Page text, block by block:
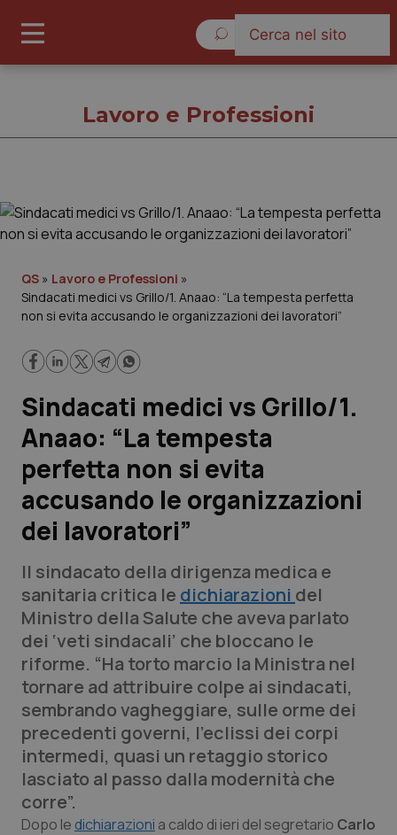
Governo e Parlamento
Regioni e Asl
Lavoro e Professioni
Scienza e Farmaci
Studi e Analisi
Lettere al direttore
Edizioni Regionali
QS Pro
Professionisti Sanitari.AI
Abruzzo
Basilicata
Calabria
QS Pro Gold
Artrite & artrosi
Asma & BPCO
QS Club Newsletter
Lavoro e Professioni
QS » Lavoro e Professioni »
Sindacati medici vs Grillo/1. Anaao: “La tempesta perfetta
non si evita accusando le organizzazioni dei lavoratori”
Sindacati medici vs Grillo/1.
Anaao: “La tempesta
perfetta non si evita
accusando le organizzazioni
dei lavoratori”
Il sindacato della dirigenza medica e
sanitaria critica le dichiarazioni del
Ministro della Salute che aveva parlato
dei ‘veti sindacali’ che bloccano le
riforme. “Ha torto marcio la Ministra nel
tornare ad attribuire colpe ai sindacati,
sembrando vagheggiare, sulle orme dei
precedenti governi, l’eclissi dei corpi
intermedi, quasi un retaggio storico
lasciato al passo dalla modernità che
corre”.
Dopo le dichiarazioni a caldo di ieri del segretario Carlo